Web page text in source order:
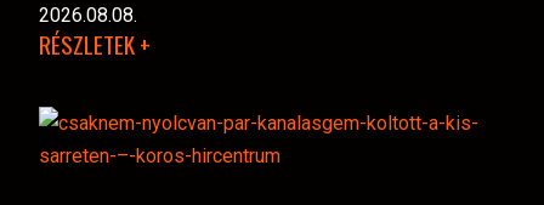
2026.08.08.
RÉSZLETEK +